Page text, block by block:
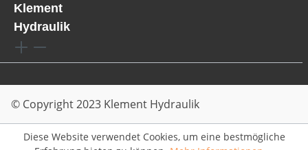
Klement
Hydraulik
© Copyright 2023 Klement Hydraulik
Diese Website verwendet Cookies, um eine bestmögliche